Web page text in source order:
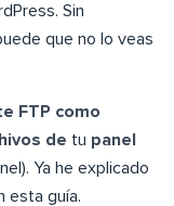
Sin
que no lo veas
FTP como
de tu panel
Ya he explicado
esta guía.